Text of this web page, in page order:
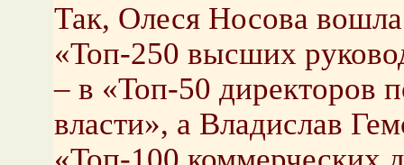
Так, Олеся Носова вошла
«Топ-250 высших
– в «Топ-50 директоров
власти», а Владислав